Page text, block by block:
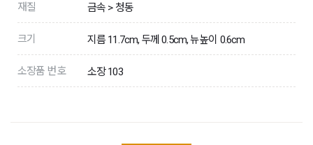
재질 금속 > 청동
크기 지름 11.7cm, 두께 0.5cm, 뉴높이 0.6cm
소장품 번호 소장 103